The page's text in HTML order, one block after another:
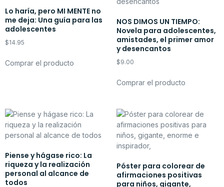
Lo haría, pero MI MENTE no
me deja: Una guía para las
adolescentes
$14.95
Comprar el producto
NOS DIMOS UN TIEMPO:
Novela para adolescentes,
amistades, el primer amor
y desencantos
$9.00
Comprar el producto
Piense y hágase rico: La
riqueza y la realización
personal al alcance de
todos
Póster para colorear de
afirmaciones positivas
para niños, gigante,